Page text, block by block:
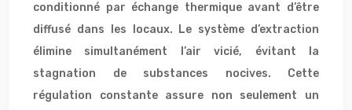
conditionné par échange thermique avant d’être
diffusé dans les locaux. Le système d’extraction
élimine simultanément l’air vicié, évitant la
stagnation de substances nocives. Cette
régulation constante assure non seulement un